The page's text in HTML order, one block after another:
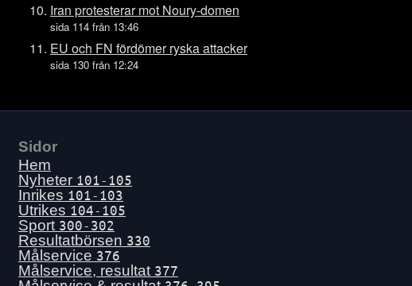
Fre 10 juli
Tors 9 juli
Ons 8 juli
Mån 6 juli
Lör 4 juli
Fre 3 juli
Tors 2 juli
Ons 1 juli
Tis 30 juni
Mån 29 juni
Iran protesterar mot Noury-domen
sida 114 från 13:46
EU och FN fördömer ryska attacker
sida 130 från 12:24
Sidor
Hem
Nyheter 101-105
Inrikes 101-103
Utrikes 104-105
Sport 300-302
Resultatbörsen 330
Målservice 376
Målservice, resultat 377